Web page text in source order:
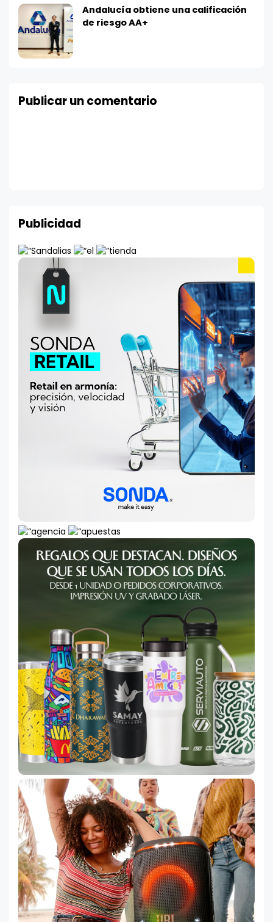
Andalucía obtiene una calificación
de riesgo AA+
Publicar un comentario
Publicidad